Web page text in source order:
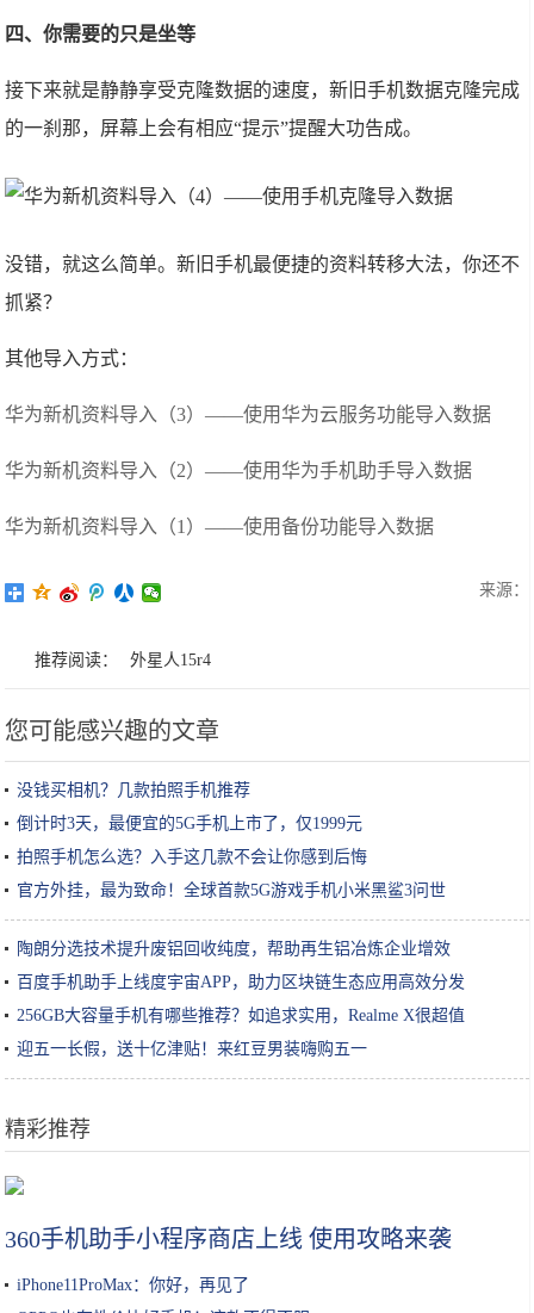
四、你需要的只是坐等
接下来就是静静享受克隆数据的速度，新旧手机数据克隆完成
的一刹那，屏幕上会有相应“提示”提醒大功告成。
没错，就这么简单。新旧手机最便捷的资料转移大法，你还不
抓紧？
其他导入方式：
华为新机资料导入（3）——使用华为云服务功能导入数据
华为新机资料导入（2）——使用华为手机助手导入数据
华为新机资料导入（1）——使用备份功能导入数据
来源：
推荐阅读： 外星人15r4
您可能感兴趣的文章
没钱买相机？几款拍照手机推荐
倒计时3天，最便宜的5G手机上市了，仅1999元
拍照手机怎么选？入手这几款不会让你感到后悔
官方外挂，最为致命！全球首款5G游戏手机小米黑鲨3问世
陶朗分选技术提升废铝回收纯度，帮助再生铝冶炼企业增效
百度手机助手上线度宇宙APP，助力区块链生态应用高效分发
256GB大容量手机有哪些推荐？如追求实用，Realme X很超值
迎五一长假，送十亿津贴！来红豆男装嗨购五一
精彩推荐
360手机助手小程序商店上线 使用攻略来袭
iPhone11ProMax：你好，再见了